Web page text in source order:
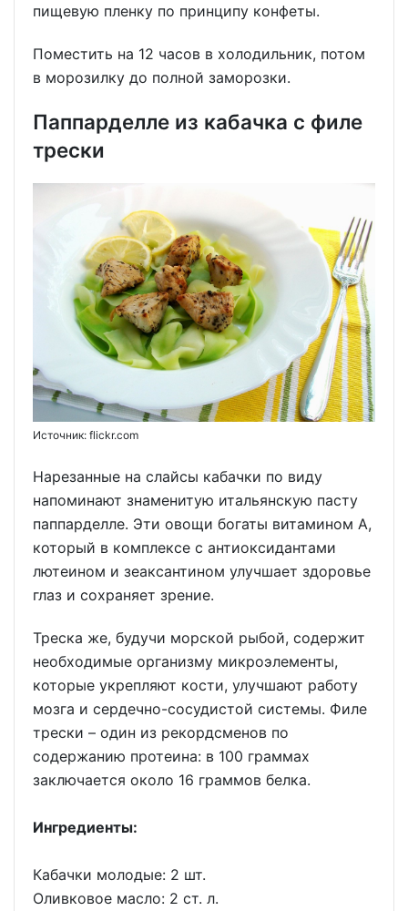
пищевую пленку по принципу конфеты.
Поместить на 12 часов в холодильник, потом
в морозилку до полной заморозки.
Паппарделле из кабачка с филе
трески
Источник: flickr.com
Нарезанные на слайсы кабачки по виду
напоминают знаменитую итальянскую пасту
паппарделле. Эти овощи богаты витамином А,
который в комплексе с антиоксидантами
лютеином и зеаксантином улучшает здоровье
глаз и сохраняет зрение.
Треска же, будучи морской рыбой, содержит
необходимые организму микроэлементы,
которые укрепляют кости, улучшают работу
мозга и сердечно-сосудистой системы. Филе
трески – один из рекордсменов по
содержанию протеина: в 100 граммах
заключается около 16 граммов белка.
Ингредиенты:
Кабачки молодые: 2 шт.
Оливковое масло: 2 ст. л.